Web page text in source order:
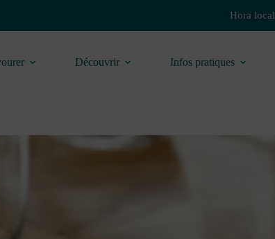
Hora local
Découvrir Infos pratiques